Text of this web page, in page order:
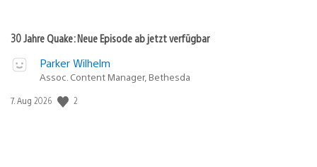
30 Jahre Quake: Neue Episode ab jetzt verfügbar
Parker Wilhelm
Assoc. Content Manager, Bethesda
Veröffentlichungsdatum:
7. Aug 2026 2